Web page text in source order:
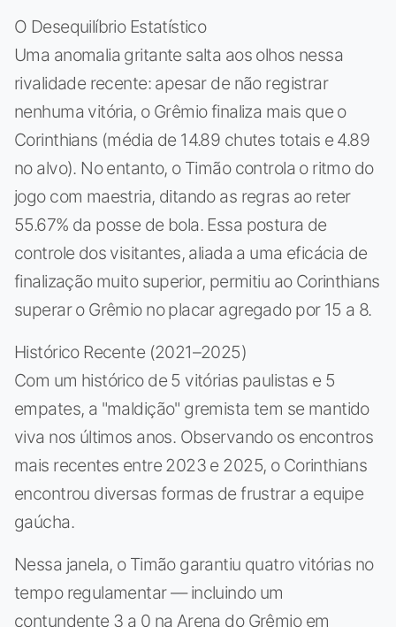
O Desequilíbrio Estatístico
Uma anomalia gritante salta aos olhos nessa
rivalidade recente: apesar de não registrar
nenhuma vitória, o Grêmio finaliza mais que o
Corinthians (média de 14.89 chutes totais e 4.89
no alvo). No entanto, o Timão controla o ritmo do
jogo com maestria, ditando as regras ao reter
55.67% da posse de bola. Essa postura de
controle dos visitantes, aliada a uma eficácia de
finalização muito superior, permitiu ao Corinthians
superar o Grêmio no placar agregado por 15 a 8.
Histórico Recente (2021–2025)
Com um histórico de 5 vitórias paulistas e 5
empates, a "maldição" gremista tem se mantido
viva nos últimos anos. Observando os encontros
mais recentes entre 2023 e 2025, o Corinthians
encontrou diversas formas de frustrar a equipe
gaúcha.
Nessa janela, o Timão garantiu quatro vitórias no
tempo regulamentar — incluindo um
contundente 3 a 0 na Arena do Grêmio em